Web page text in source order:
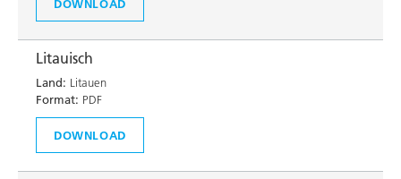
DOWNLOAD
Litauisch
Land: Litauen
Format: PDF
DOWNLOAD